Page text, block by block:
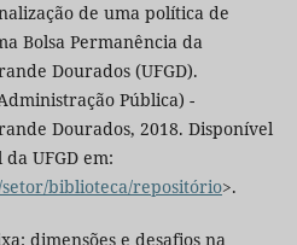
de uma política de
Bolsa Permanência da
Dourados (UFGD).
Pública) -
Dourados, 2018. Disponível
UFGD em:
biblioteca/repositório>.
dimensões e desafios na